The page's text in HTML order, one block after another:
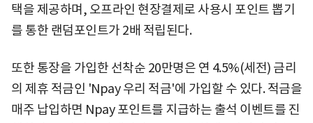
택을 제공하며, 오프라인 현장결제로 사용시 포인트 뽑기
를 통한 랜덤포인트가 2배 적립된다.
또한 통장을 가입한 선착순 20만명은 연 4.5%(세전) 금리
의 제휴 적금인 'Npay 우리 적금'에 가입할 수 있다. 적금을
매주 납입하면 Npay 포인트를 지급하는 출석 이벤트를 진